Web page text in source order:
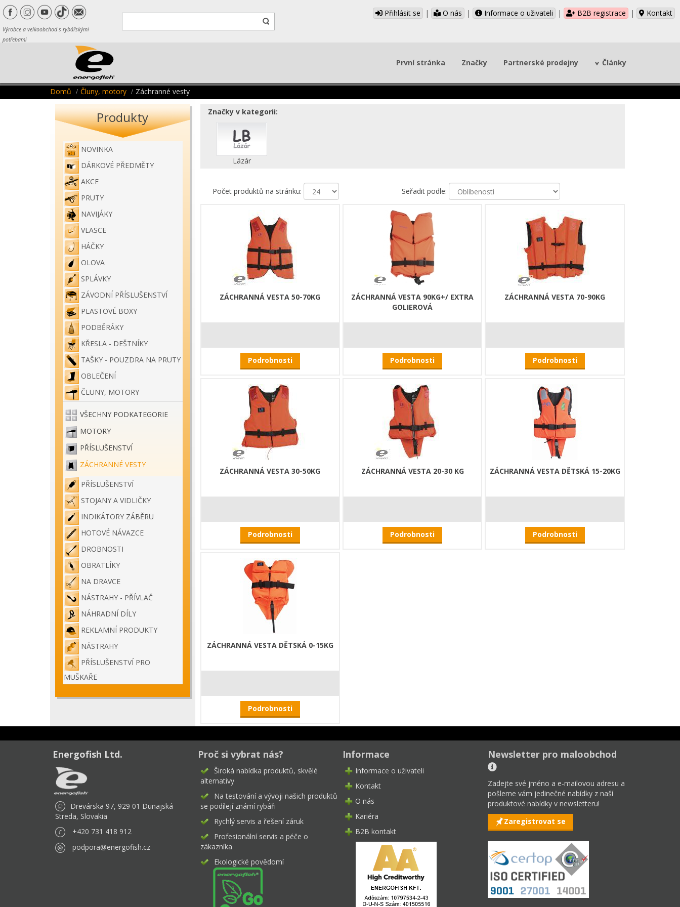
Výrobce a velkoobchod s rybářskými
potřebami
Přihlásit se | O nás | Informace o uživateli | B2B registrace | Kontakt
První stránka Značky Partnerské prodejny Články
Domů Čluny, motory Záchranné vesty
Produkty
NOVINKA
DÁRKOVÉ PŘEDMĚTY
AKCE
PRUTY
NAVIJÁKY
VLASCE
HÁČKY
OLOVA
SPLÁVKY
ZÁVODNÍ PŘÍSLUŠENSTVÍ
PLASTOVÉ BOXY
PODBĚRÁKY
KŘESLA - DEŠTNÍKY
TAŠKY - POUZDRA NA PRUTY
OBLEČENÍ
ČLUNY, MOTORY
VŠECHNY PODKATEGORIE
MOTORY
PŘÍSLUŠENSTVÍ
ZÁCHRANNÉ VESTY
PŘÍSLUŠENSTVÍ
STOJANY A VIDLIČKY
INDIKÁTORY ZÁBĚRU
HOTOVÉ NÁVAZCE
DROBNOSTI
OBRATLÍKY
NA DRAVCE
NÁSTRAHY - PŘÍVLAČ
NÁHRADNÍ DÍLY
REKLAMNÍ PRODUKTY
NÁSTRAHY
PŘÍSLUŠENSTVÍ PRO
MUŠKAŘE
Značky v kategorii:
Lázár
Počet produktů na stránku: Seřadit podle:
ZÁCHRANNÁ VESTA 50-70KG
Podrobnosti
ZÁCHRANNÁ VESTA 90KG+/ EXTRA
GOLIEROVÁ
Podrobnosti
ZÁCHRANNÁ VESTA 70-90KG
Podrobnosti
ZÁCHRANNÁ VESTA 30-50KG
Podrobnosti
ZÁCHRANNÁ VESTA 20-30 KG
Podrobnosti
ZÁCHRANNÁ VESTA DĚTSKÁ 15-20KG
Podrobnosti
ZÁCHRANNÁ VESTA DĚTSKÁ 0-15KG
Podrobnosti
Energofish Ltd.
Drevárska 97, 929 01 Dunajská
Streda, Slovakia
+420 731 418 912
podpora@energofish.cz
Proč si vybrat nás?
Široká nabídka produktů, skvělé
alternativy
Na testování a vývoji našich produktů
se podílejí známí rybáři
Rychlý servis a řešení záruk
Profesionální servis a péče o
zákazníka
Ekologické povědomí
Informace
Informace o uživateli
Kontakt
O nás
Kariéra
B2B kontakt
Newsletter pro maloobchod
Zadejte své jméno a e-mailovou adresu a
pošleme vám jedinečné nabídky z naší
produktové nabídky v newsletteru!
Zaregistrovat se